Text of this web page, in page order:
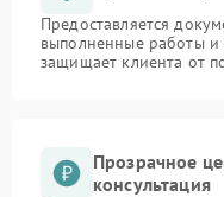
Предоставляется
выполненные работы и
защищает клиента от
Прозрачное
консультация